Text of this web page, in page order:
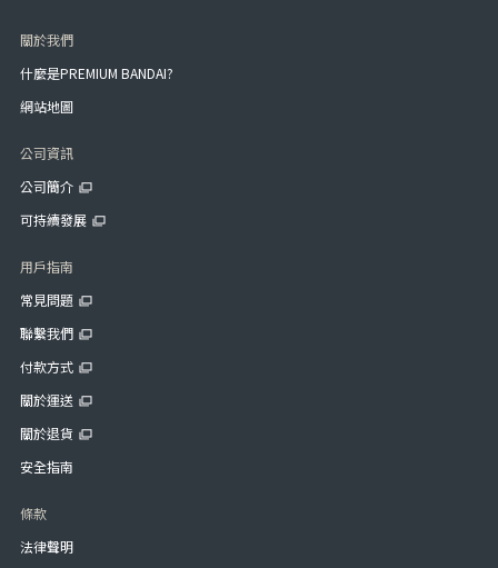
關於我們
什麼是PREMIUM BANDAI?
網站地圖
公司資訊
公司簡介
可持續發展
用戶指南
常見問題
聯繫我們
付款方式
關於運送
關於退貨
安全指南
條款
法律聲明